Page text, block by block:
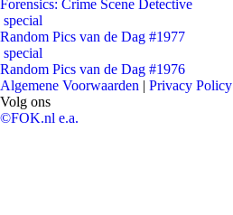
Forensics: Crime Scene Detective
special
Random Pics van de Dag #1977
special
Random Pics van de Dag #1976
Algemene Voorwaarden | Privacy Policy
Volg ons
©FOK.nl e.a.